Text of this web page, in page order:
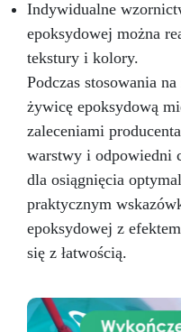
Indywidualne
epoksydowej można
tekstury i kolory.
Podczas stosowania
żywicę epoksydową
zaleceniami
warstwy i odpowiedni
dla osiągnięcia
praktycznym
epoksydowej z
się z łatwością.